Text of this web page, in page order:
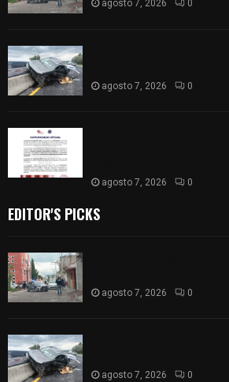
agosto 7, 2026 0
agosto 7, 2026 0
agosto 7, 2026 0
EDITOR'S PICKS
agosto 7, 2026 0
agosto 7, 2026 0